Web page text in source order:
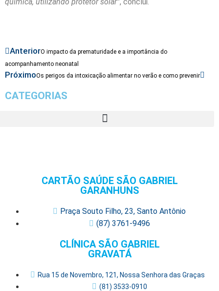
química, utilizando protetor solar”, conclui.
AnteriorO impacto da prematuridade e a importância do
acompanhamento neonatal
PróximoOs perigos da intoxicação alimentar no verão e como prevenir
CATEGORIAS
CARTÃO SAÚDE SÃO GABRIEL
GARANHUNS
Praça Souto Filho, 23, Santo Antônio
(87) 3761-9496
CLÍNICA SÃO GABRIEL
GRAVATÁ
Rua 15 de Novembro, 121, Nossa Senhora das Graças
(81) 3533-0910